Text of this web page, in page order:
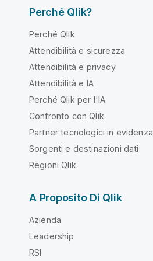
Perché Qlik?
Perché Qlik
Attendibilità e sicurezza
Attendibilità e privacy
Attendibilità e IA
Perché Qlik per l'IA
Confronto con Qlik
Partner tecnologici in evidenza
Sorgenti e destinazioni dati
Regioni Qlik
A Proposito Di Qlik
Azienda
Leadership
RSI